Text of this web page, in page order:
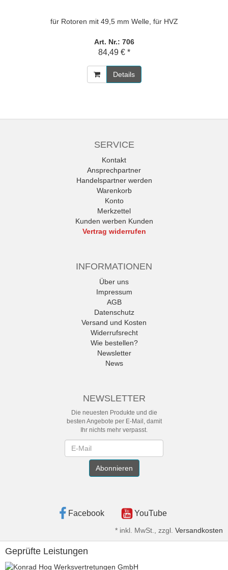
für Rotoren mit 49,5 mm Welle, für HVZ
Art. Nr.: 706
84,49 € *
Details
SERVICE
Kontakt
Ansprechpartner
Handelspartner werden
Warenkorb
Konto
Merkzettel
Kunden werben Kunden
Vertrag widerrufen
INFORMATIONEN
Über uns
Impressum
AGB
Datenschutz
Versand und Kosten
Widerrufsrecht
Wie bestellen?
Newsletter
News
NEWSLETTER
Die neuesten Produkte und die
besten Angebote per E-Mail, damit
Ihr nichts mehr verpasst.
Abonnieren
Facebook YouTube
* inkl. MwSt., zzgl. Versandkosten
Geprüfte Leistungen